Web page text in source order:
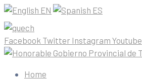
EN ES
Facebook Twitter Instagram Youtube
Home